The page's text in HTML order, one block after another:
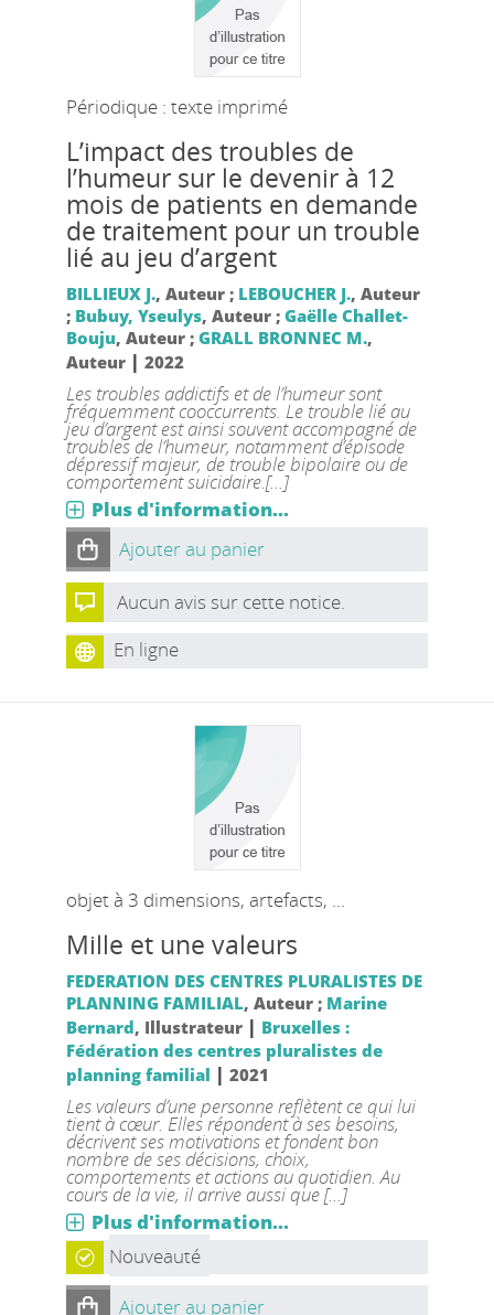
Périodique : texte imprimé
L’impact des troubles de
l’humeur sur le devenir à 12
mois de patients en demande
de traitement pour un trouble
lié au jeu d’argent
BILLIEUX J., Auteur ; LEBOUCHER J., Auteur
; Bubuy, Yseulys, Auteur ; Gaëlle Challet-
Bouju, Auteur ; GRALL BRONNEC M.,
Auteur | 2022
Les troubles addictifs et de l’humeur sont
fréquemment cooccurrents. Le trouble lié au
jeu d’argent est ainsi souvent accompagné de
troubles de l’humeur, notamment d’épisode
dépressif majeur, de trouble bipolaire ou de
comportement suicidaire.[...]
Plus d'information...
Ajouter au panier
Aucun avis sur cette notice.
En ligne
objet à 3 dimensions, artefacts, ...
Mille et une valeurs
FEDERATION DES CENTRES PLURALISTES DE
PLANNING FAMILIAL, Auteur ; Marine
Bernard, Illustrateur | Bruxelles :
Fédération des centres pluralistes de
planning familial | 2021
Les valeurs d’une personne reflètent ce qui lui
tient à cœur. Elles répondent à ses besoins,
décrivent ses motivations et fondent bon
nombre de ses décisions, choix,
comportements et actions au quotidien. Au
cours de la vie, il arrive aussi que [...]
Plus d'information...
Nouveauté
Ajouter au panier